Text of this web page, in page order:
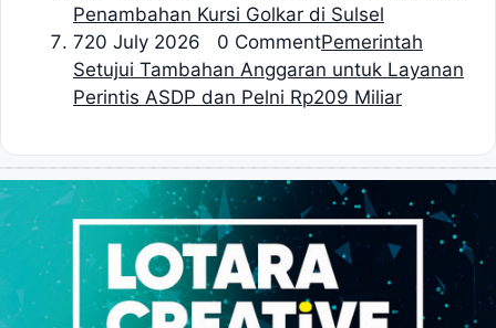
Penambahan Kursi Golkar di Sulsel
720 July 2026 0 CommentPemerintah
Setujui Tambahan Anggaran untuk Layanan
Perintis ASDP dan Pelni Rp209 Miliar